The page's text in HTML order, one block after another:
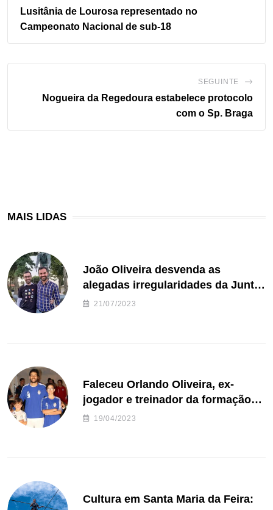
Lusitânia de Lourosa representado no
Campeonato Nacional de sub-18
SEGUINTE
Nogueira da Regedoura estabelece protocolo
com o Sp. Braga
MAIS LIDAS
João Oliveira desvenda as
alegadas irregularidades da Junta
de Freguesia S. João de Ver
21/07/2023
Faleceu Orlando Oliveira, ex-
jogador e treinador da formação
de andebol do Feirense
19/04/2023
Cultura em Santa Maria da Feira: